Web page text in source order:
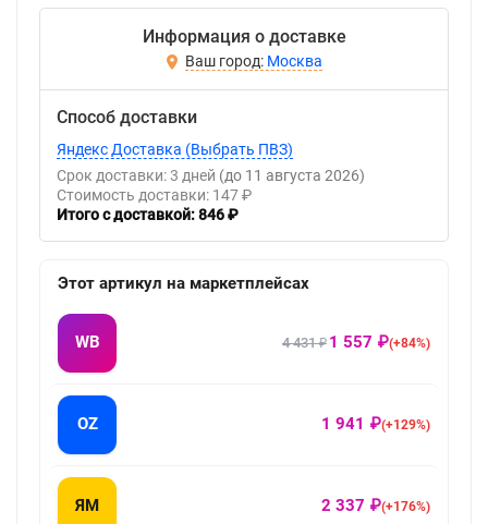
Информация о доставке
Москва
Способ доставки
Яндекс Доставка (Выбрать ПВЗ)
Срок доставки: 3 дней (до 11 августа 2026)
Стоимость доставки: 147 ₽
Итого с доставкой: 846 ₽
Этот артикул на маркетплейсах
WB 4 431 ₽ 1 557 ₽(+84%)
OZ 1 941 ₽(+129%)
ЯМ 2 337 ₽(+176%)